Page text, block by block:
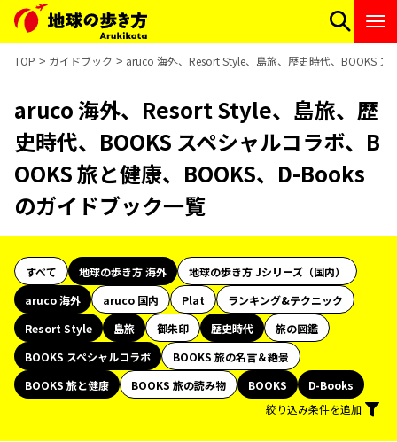
TOP ガイドブック aruco 海外、Resort Style、島旅、歴史時代、BOOKS
aruco 海外、Resort Style、島旅、歴
史時代、BOOKS スペシャルコラボ、B
OOKS 旅と健康、BOOKS、D-Books
のガイドブック一覧
すべて 地球の歩き方 海外
地球の歩き方 Jシリーズ（国内）
aruco 海外
aruco 国内 Plat
ランキング&テクニック
Resort Style
島旅 御朱印 歴史時代
旅の図鑑
BOOKS スペシャルコラボ
BOOKS 旅の名言＆絶景
BOOKS 旅と健康
BOOKS 旅の読み物 BOOKS
D-Books
絞り込み条件を追加